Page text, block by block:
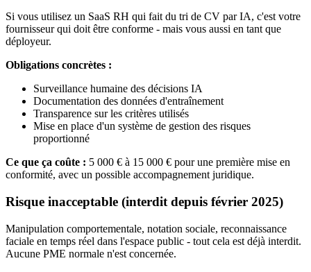
Si vous utilisez un SaaS RH qui fait du tri de CV par IA, c'est votre
fournisseur qui doit être conforme - mais vous aussi en tant que
déployeur.
Obligations concrètes :
Surveillance humaine des décisions IA
Documentation des données d'entraînement
Transparence sur les critères utilisés
Mise en place d'un système de gestion des risques
proportionné
Ce que ça coûte : 5 000 € à 15 000 € pour une première mise en
conformité, avec un possible accompagnement juridique.
Risque inacceptable (interdit depuis février 2025)
Manipulation comportementale, notation sociale, reconnaissance
faciale en temps réel dans l'espace public - tout cela est déjà interdit.
Aucune PME normale n'est concernée.